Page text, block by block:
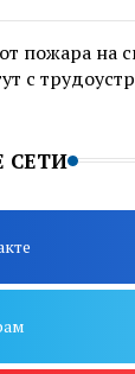
пожара на
с
СЕТИ